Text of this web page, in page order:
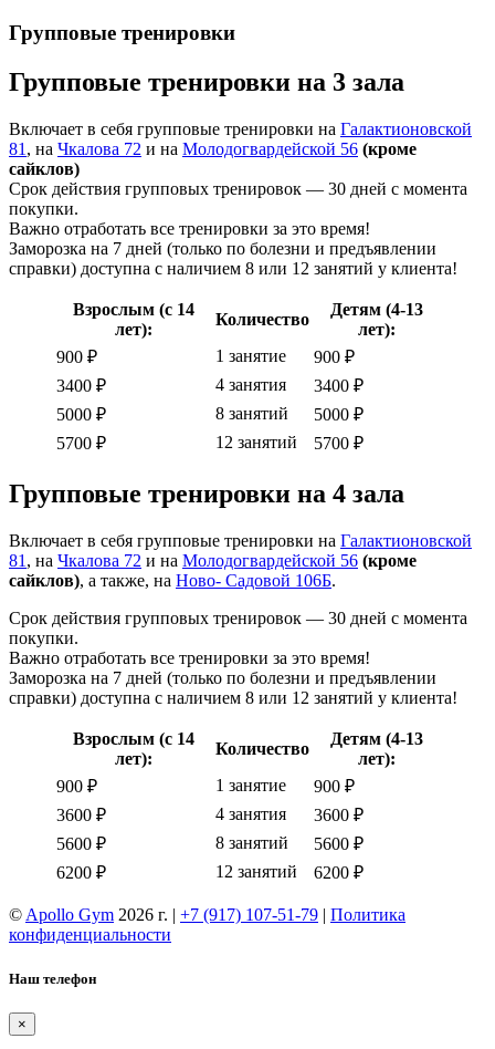
Групповые тренировки
Групповые тренировки на 3 зала
Включает в себя групповые тренировки на Галактионовской
81 , на Чкалова 72 и на Молодогвардейской 56 (кроме
сайклов)
Срок действия групповых тренировок — 30 дней с момента
покупки.
Важно отработать все тренировки за это время!
Заморозка на 7 дней (только по болезни и предъявлении
справки) доступна с наличием 8 или 12 занятий у клиента!
Взрослым (с 14
лет):
Количество
Детям (4-13
лет):
900 ₽
1 занятие
900 ₽
3400 ₽
4 занятия
3400 ₽
5000 ₽
8 занятий
5000 ₽
5700 ₽
12 занятий 5700 ₽
Групповые тренировки на 4 зала
Включает в себя групповые тренировки на Галактионовской
81 , на Чкалова 72 и на Молодогвардейской 56 (кроме
сайклов), а также, на Ново- Садовой 106Б.
Срок действия групповых тренировок — 30 дней с момента
покупки.
Важно отработать все тренировки за это время!
Заморозка на 7 дней (только по болезни и предъявлении
справки) доступна с наличием 8 или 12 занятий у клиента!
Взрослым (с 14
лет):
Количество
Детям (4-13
лет):
900 ₽
1 занятие
900 ₽
3600 ₽
4 занятия
3600 ₽
5600 ₽
8 занятий
5600 ₽
6200 ₽
12 занятий 6200 ₽
© Apollo Gym 2026 г. | +7 (917) 107-51-79 | Политика
конфиденциальности
Наш телефон
×